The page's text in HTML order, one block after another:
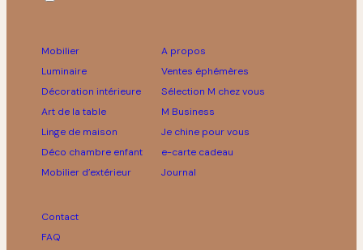
Mobilier
Luminaire
Décoration intérieure
Art de la table
Linge de maison
Déco chambre enfant
Mobilier d’extérieur
A propos
Ventes éphémères
Sélection M chez vous
M Business
Je chine pour vous
e-carte cadeau
Journal
Contact
FAQ